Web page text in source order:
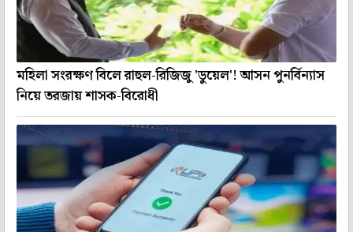
মহিলা সংরক্ষণ বিলে রাহুল-রিজিজু 'ডুয়েল'! আসন পুনর্বিন্যাস
নিয়ে তরজায় শাসক-বিরোধী